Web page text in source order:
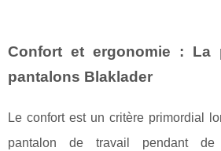
Confort et ergonomie : La
pantalons Blaklader
Le confort est un critère primordial
pantalon de travail pendant de